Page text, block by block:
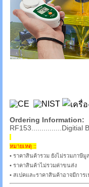
Ordering Information:
RF153...............Digitial
หมายเหตุ ::
• ราคาสินค้ารวม ยังไม่รวมภาษีมู
• ราคาสินค้าไม่รวมค่าขนส่ง
• สเปคและราคาสินค้าอาจมีการ